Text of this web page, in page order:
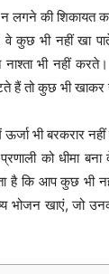
लगने की शिकायत
कुछ भी नहीं खा
भी नहीं करते।
हैं तो कुछ भी खाकर
भी बरकरार
को धीमा
है कि आप कुछ भी
भोजन खाएं, जो